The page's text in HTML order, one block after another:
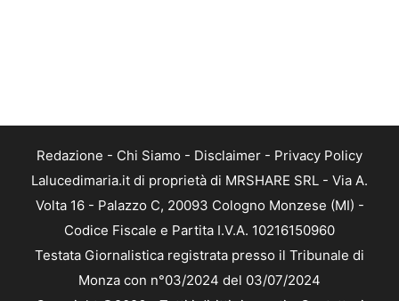
Redazione - Chi Siamo - Disclaimer - Privacy Policy
Lalucedimaria.it di proprietà di MRSHARE SRL - Via A.
Volta 16 - Palazzo C, 20093 Cologno Monzese (MI) -
Codice Fiscale e Partita I.V.A. 10216150960
Testata Giornalistica registrata presso il Tribunale di
Monza con n°03/2024 del 03/07/2024